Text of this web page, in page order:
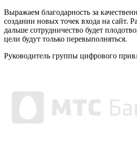
Выражаем благодарность за
создании новых точек входа на сайт.
дальше сотрудничество будет
цели будут только перевыполняться.
Руководитель группы цифрового